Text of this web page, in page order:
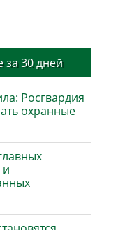
30 дней
Росгвардия
охранные
и